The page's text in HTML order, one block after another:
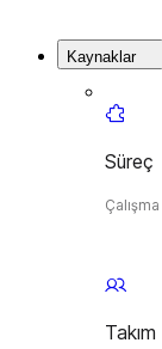
Kaynaklar
Süreç
Takım